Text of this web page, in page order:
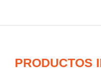
PRODUCTOS